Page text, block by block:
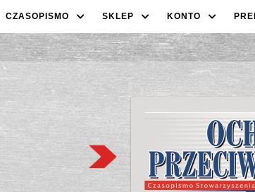
CZASOPISMO SKLEP KONTO